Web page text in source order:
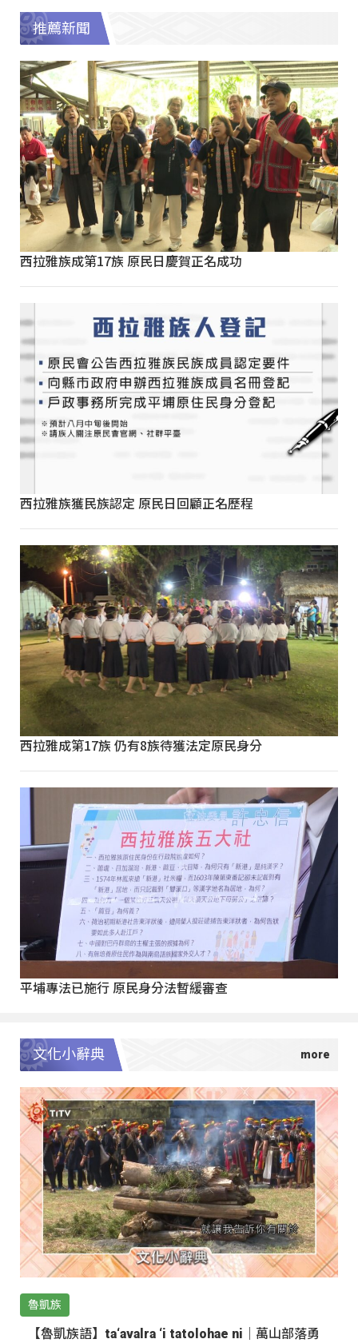
推薦新聞
西拉雅族成第17族 原民日慶賀正名成功
西拉雅族獲民族認定 原民日回顧正名歷程
西拉雅成第17族 仍有8族待獲法定原民身分
平埔專法已施行 原民身分法暫緩審查
文化小辭典
魯凱族
【魯凱族語】ta‘avalra ‘i tatolohae ni｜萬山部落勇